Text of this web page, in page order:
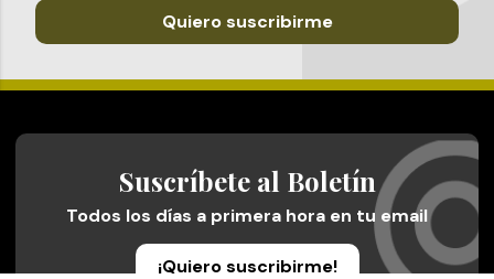
Quiero suscribirme
Suscríbete al Boletín
Todos los días a primera hora en tu email
¡Quiero suscribirme!